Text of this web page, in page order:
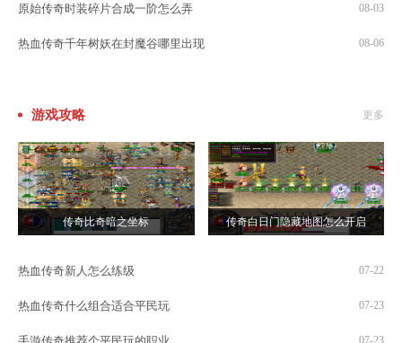
原始传奇时装碎片合成一阶怎么弄 08-03
热血传奇千年树妖在封魔谷哪里出现 08-06
游戏攻略 更多
传奇比奇暗之坐标 传奇白日门隐藏地图怎么开启
热血传奇新人怎么练级 07-22
热血传奇什么组合适合平民玩 07-23
07-23